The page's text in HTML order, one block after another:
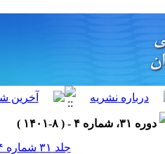
دوره ۳۱، شماره ۴ - ( ۸-۱۴۰۱ )
جلد ۳۱ شماره ۴ صفحات ۳۹-۲۹